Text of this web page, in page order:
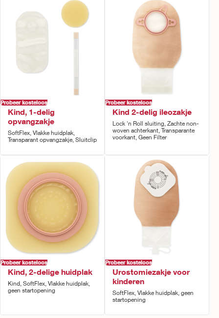
Probeer kosteloos
Kind, 1-delig
opvangzakje
SoftFlex, Vlakke huidplak,
Transparant opvangzakje, Sluitclip
Probeer kosteloos
Kind 2-delig ileozakje
Lock 'n Roll sluiting, Zachte non-
woven achterkant, Transparante
voorkant, Geen Filter
Probeer kosteloos
Kind, 2-delige huidplak
Kind, SoftFlex, Vlakke huidplak,
geen startopening
Probeer kosteloos
Urostomiezakje voor
kinderen
SoftFlex, Vlakke huidplak, geen
startopening